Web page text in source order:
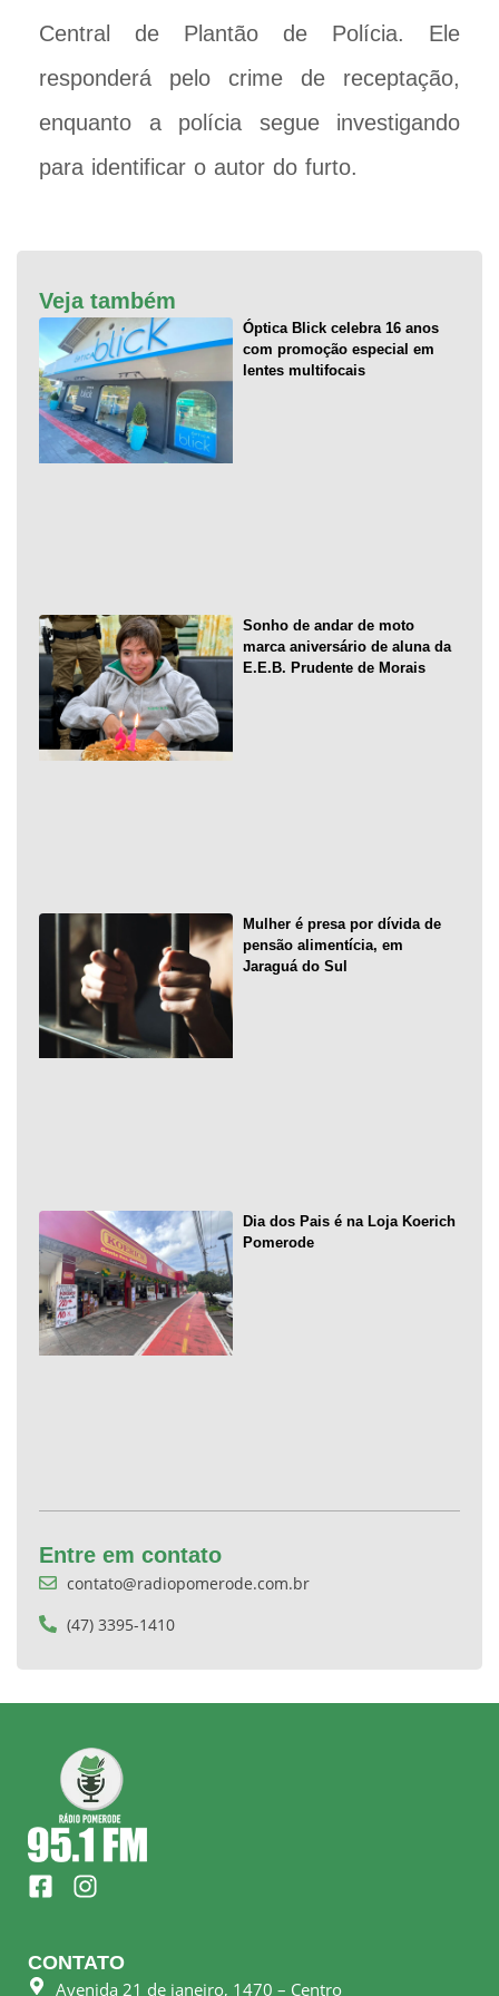
Central de Plantão de Polícia. Ele
responderá pelo crime de receptação,
enquanto a polícia segue investigando
para identificar o autor do furto.
Veja também
Óptica Blick celebra 16 anos
com promoção especial em
lentes multifocais
Sonho de andar de moto
marca aniversário de aluna da
E.E.B. Prudente de Morais
Mulher é presa por dívida de
pensão alimentícia, em
Jaraguá do Sul
Dia dos Pais é na Loja Koerich
Pomerode
Entre em contato
contato@radiopomerode.com.br
(47) 3395-1410
F
a
e
b
I
n
t
a
CONTATO
Avenida 21 de janeiro, 1470 – Centro